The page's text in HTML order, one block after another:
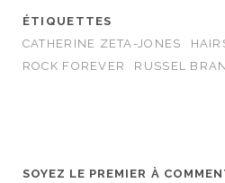
ÉTIQUETTES
CATHERINE ZETA-JONES
ROCK FOREVER
RUSSEL
SOYEZ LE PREMIER À